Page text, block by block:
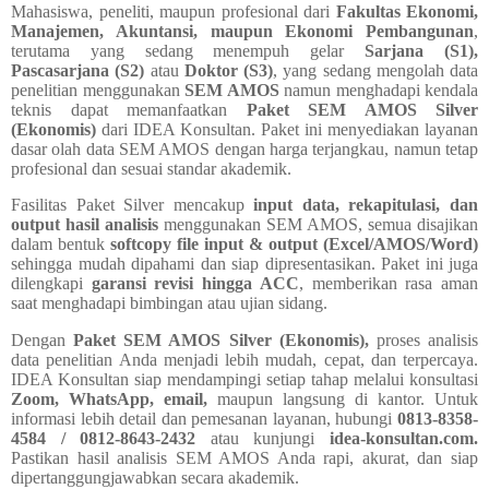
Mahasiswa, peneliti, maupun profesional dari Fakultas Ekonomi,
Manajemen, Akuntansi, maupun Ekonomi Pembangunan,
terutama yang sedang menempuh gelar Sarjana (S1),
Pascasarjana (S2) atau Doktor (S3), yang sedang mengolah data
penelitian menggunakan SEM AMOSnamun menghadapi kendala
teknis dapat memanfaatkan Paket SEM AMOS Silver
(Ekonomis) dari IDEA Konsultan. Paket ini menyediakan layanan
dasar olah data SEM AMOS dengan harga terjangkau, namun tetap
profesional dan sesuai standar akademik.
Fasilitas Paket Silver mencakupinput data, rekapitulasi, dan
output hasil analisis menggunakan SEM AMOS, semua disajikan
dalam bentuk softcopy file input & output (Excel/AMOS/Word)
sehingga mudah dipahami dan siap dipresentasikan. Paket ini juga
dilengkapi garansi revisi hingga ACC, memberikan rasa aman
saat menghadapi bimbingan atau ujian sidang.
DenganPaket SEM AMOS Silver (Ekonomis),proses analisis
data penelitian Anda menjadi lebih mudah, cepat, dan terpercaya.
IDEA Konsultan siap mendampingi setiap tahap melalui konsultasi
Zoom, WhatsApp, email, maupun langsung di kantor. Untuk
informasi lebih detail dan pemesanan layanan, hubungi 0813-8358-
4584 / 0812-8643-2432 atau kunjungiidea-konsultan.com.
Pastikan hasil analisis SEM AMOS Anda rapi, akurat, dan siap
dipertanggungjawabkan secara akademik.